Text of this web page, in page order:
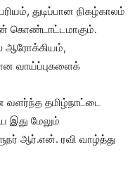
துடிப்பான நிகழ்காலம்
கொண்டாட்டமாகும்.
ஆரோக்கியம்,
வாய்ப்புகளைக்
தமிழ்நாட்டை
இது மேலும்
ஆர்.என். ரவி வாழ்த்து